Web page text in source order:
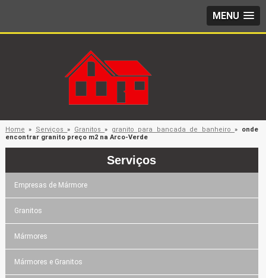
MENU
Home » Serviços» Granitos» granito para bancada de banheiro»
onde
encontrar granito preço m2 na Arco-Verde
Serviços
Empresas de Mármore
Granitos
Mármores
Mármores e Granitos